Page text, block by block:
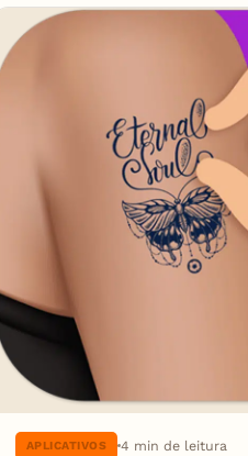
APLICATIVOS 4 min de leitura